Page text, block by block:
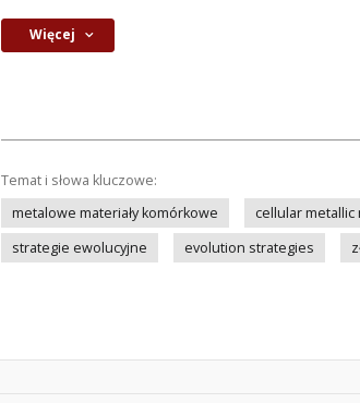
Więcej
Temat i słowa kluczowe:
metalowe materiały komórkowe
cellular metallic
strategie ewolucyjne
evolution strategies